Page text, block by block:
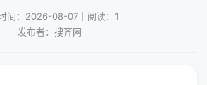
间：2026-08-07｜阅读：1
发布者：搜齐网